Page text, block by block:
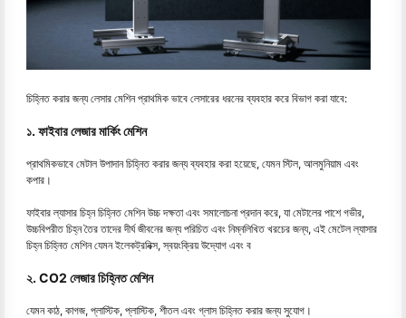
চিহ্নিত করার জন্য লেসার মেশিন প্রাথমিক ভাবে লেসারের ধরনের ব্যবহার করে বিভাগ করা যাবে:
১. ফাইবার লেজার মার্কিং মেশিন
প্রাথমিকভাবে মেটাল উপাদান চিহ্নিত করার জন্য ব্যবহার করা হয়েছে, যেমন স্টিল, আলমুনিয়াম এবং
কপার।
ফাইবার ল্যাসার চিহ্ন চিহ্নিত মেশিন উচ্চ দক্ষতা এবং সমালোচনা প্রদান করে, যা মেটালের পাশে গভীর,
উচ্চবিপরীত চিহ্ন তৈর তাদের দীর্ঘ জীবনের জন্য পরিচিত এবং নিম্নলিখিত খরচের জন্য, এই মেটেল ল্যাসার
চিহ্ন চিহ্নিত মেশিন যেমন ইলেকট্রনিক্স, স্বয়ংক্রিয় উদ্যোগ এবং ব
২. CO2 লেজার চিহ্নিত মেশিন
যেমন কাঠ, কাগজ, প্লাস্টিক, প্লাস্টিক, শীতল এবং গ্লাস চিহ্নিত করার জন্য সুযোগ।